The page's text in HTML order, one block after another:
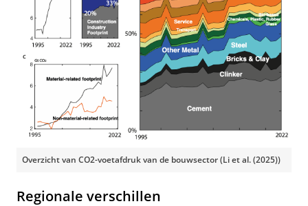
Overzicht van CO2-voetafdruk van de bouwsector (Li et al. (2025))
Regionale verschillen